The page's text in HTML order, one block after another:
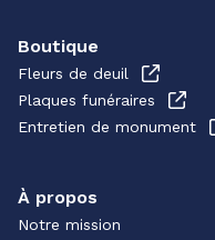
Boutique
Fleurs de deuil
Plaques funéraires
Entretien de monument
À propos
Notre mission